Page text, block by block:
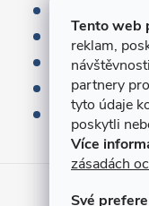
Tento web
reklam,
partnery
tyto údaje
poskytli
Více
zásadách
Své
Termíny dodání
Doprava a platba
Dárky k
Slovník pojmů